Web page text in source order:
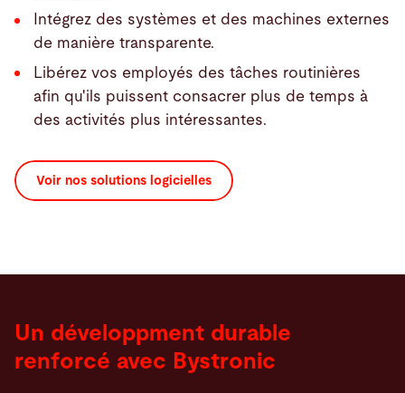
Intégrez des systèmes et des machines externes
de manière transparente.
Libérez vos employés des tâches routinières
afin qu'ils puissent consacrer plus de temps à
des activités plus intéressantes.
Voir nos solutions logicielles
Un développment durable
renforcé avec Bystronic